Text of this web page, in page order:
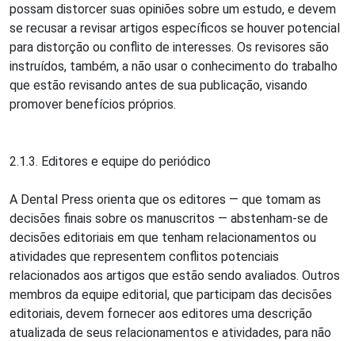
possam distorcer suas opiniões sobre um estudo, e devem
se recusar a revisar artigos específicos se houver potencial
para distorção ou conflito de interesses. Os revisores são
instruídos, também, a não usar o conhecimento do trabalho
que estão revisando antes de sua publicação, visando
promover benefícios próprios.
2.1.3. Editores e equipe do periódico
A Dental Press orienta que os editores — que tomam as
decisões finais sobre os manuscritos — abstenham-se de
decisões editoriais em que tenham relacionamentos ou
atividades que representem conflitos potenciais
relacionados aos artigos que estão sendo avaliados. Outros
membros da equipe editorial, que participam das decisões
editoriais, devem fornecer aos editores uma descrição
atualizada de seus relacionamentos e atividades, para não